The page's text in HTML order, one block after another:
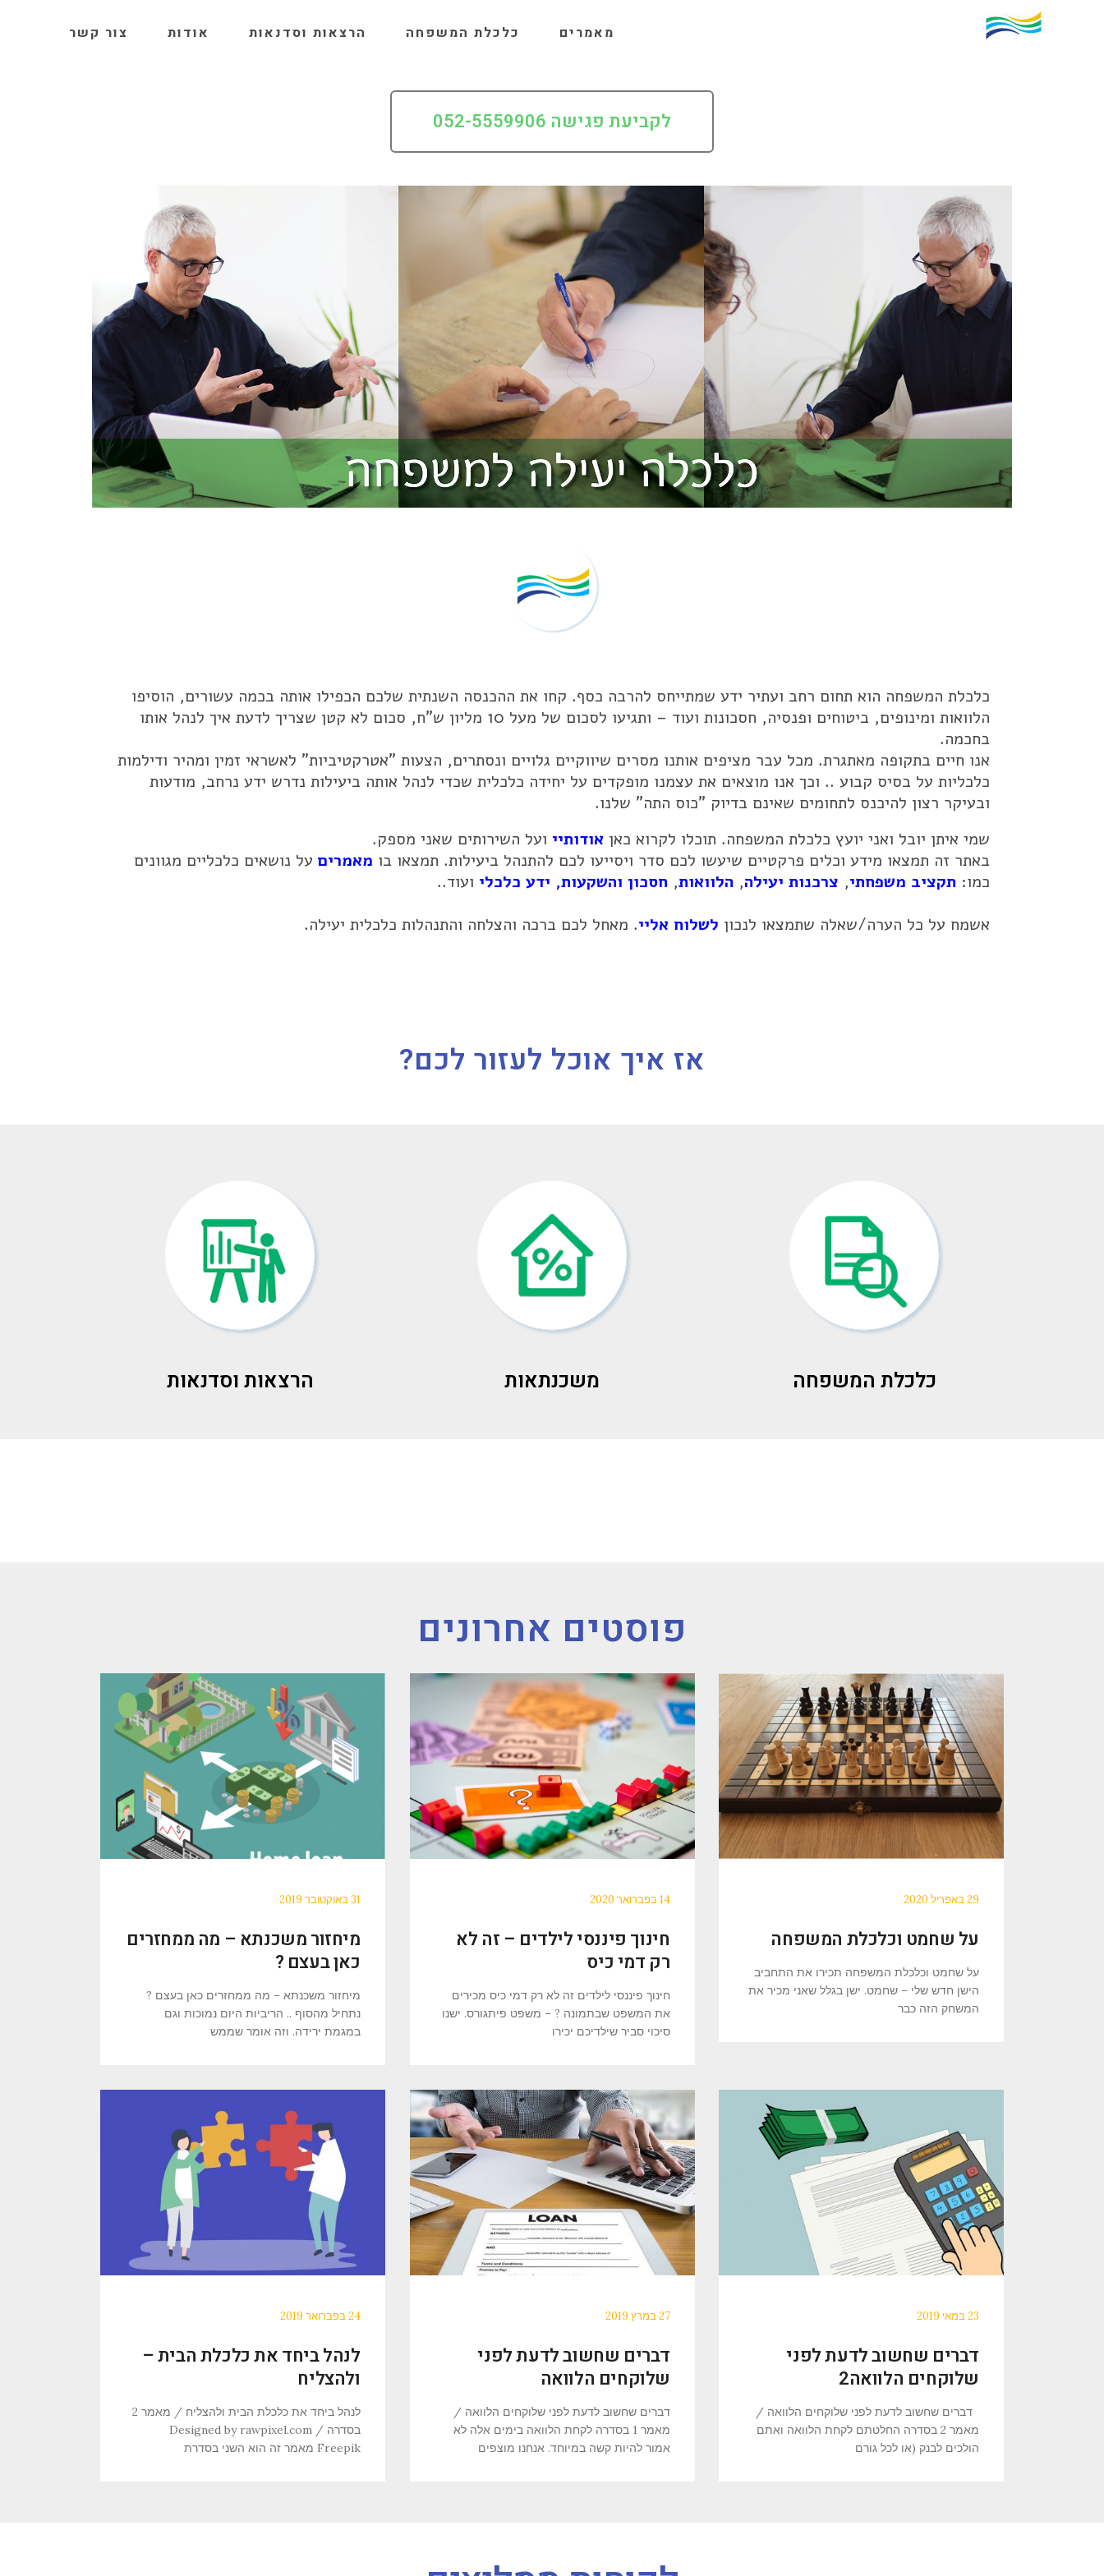
מאמרים כלכלת המשפחה הרצאות וסדנאות אודות צור קשר
לקביעת פגישה 052-5559906
כלכלת המשפחה הוא תחום רחב ועתיר ידע שמתייחס להרבה כסף. קחו את ההכנסה השנתית שלכם הכפילו אותה בכמה עשורים, הוסיפו
הלוואות ומינופים, ביטוחים ופנסיה, חסכונות ועוד – ותגיעו לסכום של מעל 10 מליון ש"ח, סכום לא קטן שצריך לדעת איך לנהל אותו
בחכמה.
אנו חיים בתקופה מאתגרת. מכל עבר מציפים אותנו מסרים שיווקיים גלויים ונסתרים, הצעות "אטרקטיביות" לאשראי זמין ומהיר ודילמות
כלכליות על בסיס קבוע .. וכך אנו מוצאים את עצמנו מופקדים על יחידה כלכלית שכדי לנהל אותה ביעילות נדרש ידע נרחב, מודעות
ובעיקר רצון להיכנס לתחומים שאינם בדיוק "כוס התה" שלנו.
שמי איתן יובל ואני יועץ כלכלת המשפחה. תוכלו לקרוא כאן אודותיי ועל השירותים שאני מספק.
באתר זה תמצאו מידע וכלים פרקטיים שיעשו לכם סדר ויסייעו לכם להתנהל ביעילות. תמצאו בו מאמרים על נושאים כלכליים מגוונים
כמו: תקציב משפחתי, צרכנות יעילה, הלוואות, חסכון והשקעות, ידע כלכלי ועוד..
אשמח על כל הערה/שאלה שתמצאו לנכון לשלוח אליי. מאחל לכם ברכה והצלחה והתנהלות כלכלית יעילה.
אז איך אוכל לעזור לכם?
כלכלת המשפחה משכנתאות הרצאות וסדנאות
פוסטים אחרונים
29 באפריל 2020
על שחמט וכלכלת המשפחה
על שחמט וכלכלת המשפחה תכירו את התחביב
הישן חדש שלי – שחמט. ישן בגלל שאני מכיר את
המשחק הזה כבר
14 בפברואר 2020
חינוך פיננסי לילדים – זה לא
רק דמי כיס
חינוך פיננסי לילדים זה לא רק דמי כיס מכירים
את המשפט שבתמונה ? – משפט פיתגורס. ישנו
סיכוי סביר שילדיכם יכירו
31 באוקטובר 2019
מיחזור משכנתא – מה ממחזרים
כאן בעצם ?
מיחזור משכנתא – מה ממחזרים כאן בעצם ?
נתחיל מהסוף .. הריביות היום נמוכות וגם
במגמת ירידה. וזה אומר שממש
23 במאי 2019
דברים שחשוב לדעת לפני
שלוקחים הלוואה2
דברים שחשוב לדעת לפני שלוקחים הלוואה /
מאמר 2 בסדרה החלטתם לקחת הלוואה ואתם
הולכים לבנק (או לכל גורם
27 במרץ 2019
דברים שחשוב לדעת לפני
שלוקחים הלוואה
דברים שחשוב לדעת לפני שלוקחים הלוואה /
מאמר 1 בסדרה לקחת הלוואה בימים אלה לא
אמור להיות קשה במיוחד. אנחנו מוצפים
24 בפברואר 2019
לנהל ביחד את כלכלת הבית –
ולהצליח
לנהל ביחד את כלכלת הבית ולהצליח / מאמר 2
בסדרה Designed by rawpixel.com /
Freepik מאמר זה הוא השני בסדרת